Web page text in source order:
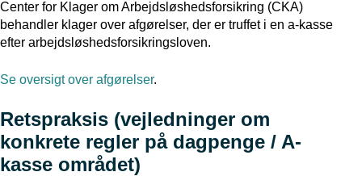
Center for Klager om Arbejdsløshedsforsikring (CKA)
behandler klager over afgørelser, der er truffet i en a-kasse
efter arbejdsløshedsforsikringsloven.
Se oversigt over afgørelser.
Retspraksis (vejledninger om
konkrete regler på dagpenge / A-
kasse området)